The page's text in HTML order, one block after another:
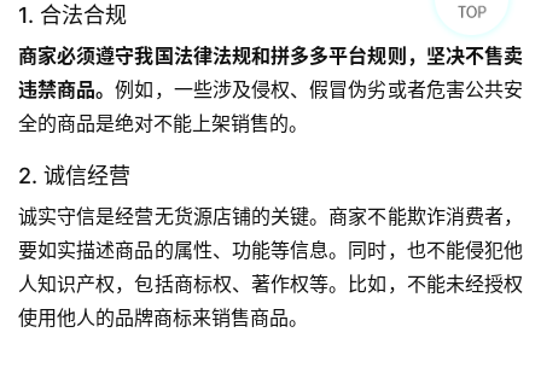
1. 合法合规
商家必须遵守我国法律法规和拼多多平台规则，坚决不售卖
违禁商品。例如，一些涉及侵权、假冒伪劣或者危害公共安
全的商品是绝对不能上架销售的。
2. 诚信经营
诚实守信是经营无货源店铺的关键。商家不能欺诈消费者，
要如实描述商品的属性、功能等信息。同时，也不能侵犯他
人知识产权，包括商标权、著作权等。比如，不能未经授权
使用他人的品牌商标来销售商品。